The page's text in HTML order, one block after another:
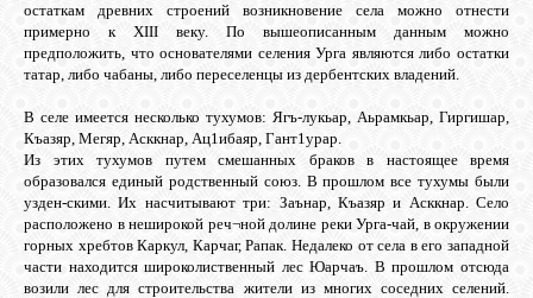
БИБЛИОТЕКА
ГОСТЕВАЯ
остаткам древних строений возникновение села можно отнести
примерно к XIII веку. По вышеописанным данным можно
предположить, что основателями селения Урга являются либо остатки
татар, либо чабаны, либо переселенцы из дербентских владений.
В селе имеется несколько тухумов: Ягъ-лукьар, Аьрамкьар, Гиргишар,
Къазяр, Мегяр, Асккнар, Ац1ибаяр, Гант1урар.
Из этих тухумов путем смешанных браков в настоящее время
образовался единый родственный союз. В прошлом все тухумы были
узден-скими. Их насчитывают три: Заънар, Къазяр и Асккнар. Село
расположено в неширокой реч¬ной долине реки Урга-чай, в окружении
горных хребтов Каркул, Карчаг, Рапак. Недалеко от села в его западной
части находится широколиственный лес Юарчаъ. В прошлом отсюда
возили лес для строительства жители из многих соседних селений.